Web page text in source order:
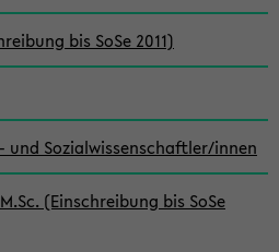
bis SoSe 2011)
Sozialwissenschaftler/innen
(Einschreibung bis SoSe